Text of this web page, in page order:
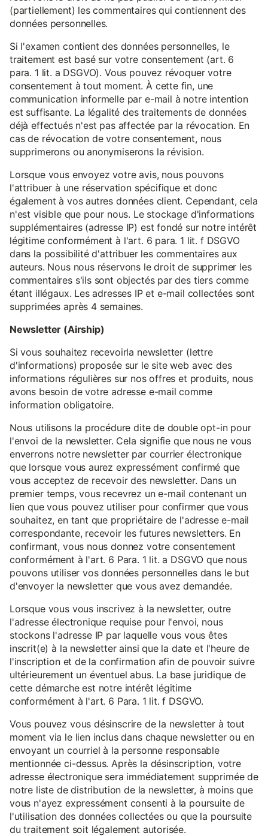
(partiellement) les commentaires qui contiennent des
données personnelles.
Si l'examen contient des données personnelles, le
traitement est basé sur votre consentement (art. 6
para. 1 lit. a DSGVO). Vous pouvez révoquer votre
consentement à tout moment. À cette fin, une
communication informelle par e-mail à notre intention
est suffisante. La légalité des traitements de données
déjà effectués n'est pas affectée par la révocation. En
cas de révocation de votre consentement, nous
supprimerons ou anonymiserons la révision.
Lorsque vous envoyez votre avis, nous pouvons
l'attribuer à une réservation spécifique et donc
également à vos autres données client. Cependant, cela
n'est visible que pour nous. Le stockage d'informations
supplémentaires (adresse IP) est fondé sur notre intérêt
légitime conformément à l'art. 6 para. 1 lit. f DSGVO
dans la possibilité d'attribuer les commentaires aux
auteurs. Nous nous réservons le droit de supprimer les
commentaires s'ils sont objectés par des tiers comme
étant illégaux. Les adresses IP et e-mail collectées sont
supprimées après 4 semaines.
Newsletter (Airship)
Si vous souhaitez recevoirla newsletter (lettre
d'informations) proposée sur le site web avec des
informations régulières sur nos offres et produits, nous
avons besoin de votre adresse e-mail comme
information obligatoire.
Nous utilisons la procédure dite de double opt-in pour
l'envoi de la newsletter. Cela signifie que nous ne vous
enverrons notre newsletter par courrier électronique
que lorsque vous aurez expressément confirmé que
vous acceptez de recevoir des newsletter. Dans un
premier temps, vous recevrez un e-mail contenant un
lien que vous pouvez utiliser pour confirmer que vous
souhaitez, en tant que propriétaire de l'adresse e-mail
correspondante, recevoir les futures newsletters. En
confirmant, vous nous donnez votre consentement
conformément à l'art. 6 Para. 1 lit. a DSGVO que nous
pouvons utiliser vos données personnelles dans le but
d'envoyer la newsletter que vous avez demandée.
Lorsque vous vous inscrivez à la newsletter, outre
l'adresse électronique requise pour l'envoi, nous
stockons l'adresse IP par laquelle vous vous êtes
inscrit(e) à la newsletter ainsi que la date et l'heure de
l'inscription et de la confirmation afin de pouvoir suivre
ultérieurement un éventuel abus. La base juridique de
cette démarche est notre intérêt légitime
conformément à l'art. 6 Para. 1 lit. f DSGVO.
Vous pouvez vous désinscrire de la newsletter à tout
moment via le lien inclus dans chaque newsletter ou en
envoyant un courriel à la personne responsable
mentionnée ci-dessus. Après la désinscription, votre
adresse électronique sera immédiatement supprimée de
notre liste de distribution de la newsletter, à moins que
vous n'ayez expressément consenti à la poursuite de
l'utilisation des données collectées ou que la poursuite
du traitement soit légalement autorisée.